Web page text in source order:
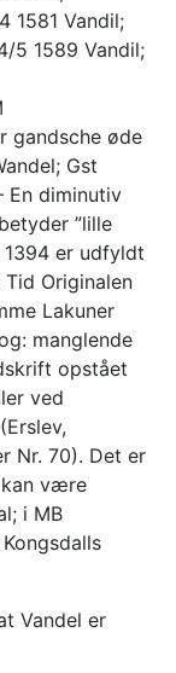
1581 Vandil;
5 1589 Vandil;
gandsche øde
Gst
En diminutiv
”lille
1394 er udfyldt
Originalen
Lakuner
manglende
opstået
ved
Nr. 70). Det er
kan være
i MB
Vandel er